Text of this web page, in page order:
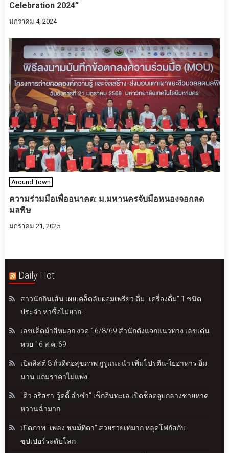
Celebration 2024”
มกราคม 4, 2024
Around Town
ความร่วมมือเพื่ออนาคต: ม.มหานครจับมือหนองจอกลด
มลพิษ
มกราคม 21, 2025
Daily Hot
สาวนักกินเส้น เผยเคล็ดลับผอมเพรียว ดื่ม "เครื่องดื่ม" 1 ชนิด
ประจำ หาซื้อไม่ยาก!
เลขเด็ดม้าสีหมอก งวด 16/8/69 สำนักดังแจกแนวทาง เลขเด่น
หวย 16 ส.ค. 69
เปิดลิสต์ 8 ถั่วดีต่อสุขภาพ กูรูแนะนำ เพิ่มโปรตีน-ใยอาหาร อิ่ม
นาน แถมราคาไม่แพง
"ดิว อริสรา-วู้ดดี้ ล่ำซำ" เช็กอินทะเล เปิดช็อตจูบกลางชายหาด
หวานฉ่ำมาก
เปิดภาพ "เพลง ชนม์ทิดา" สวยรวยเท่มาก หลุดโฟกัสกับ
ซุปเปอร์ระดับโลก